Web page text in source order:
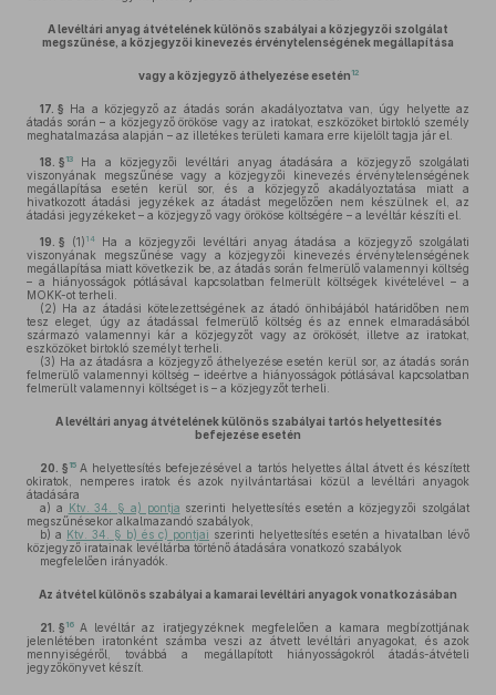
A levéltári anyag átvételének különös szabályai a közjegyzői szolgálat
megszűnése, a közjegyzői kinevezés érvénytelenségének megállapítása
vagy a közjegyző áthelyezése esetén 12
17. § Ha a közjegyző az átadás során akadályoztatva van, úgy helyette az
átadás során – a közjegyző örököse vagy az iratokat, eszközöket birtokló személy
meghatalmazása alapján – az illetékes területi kamara erre kijelölt tagja jár el.
18. § 13
Ha a közjegyzői levéltári anyag átadására a közjegyző szolgálati
viszonyának megszűnése vagy a közjegyzői kinevezés érvénytelenségének
megállapítása esetén kerül sor, és a közjegyző akadályoztatása miatt a
hivatkozott átadási jegyzékek az átadást megelőzően nem készülnek el, az
átadási jegyzékeket – a közjegyző vagy örököse költségére – a levéltár készíti el.
19. § (1) 14
Ha a közjegyzői levéltári anyag átadása a közjegyző szolgálati
viszonyának megszűnése vagy a közjegyzői kinevezés érvénytelenségének
megállapítása miatt következik be, az átadás során felmerülő valamennyi költség
– a hiányosságok pótlásával kapcsolatban felmerült költségek kivételével – a
MOKK-ot terheli.
(2) Ha az átadási kötelezettségének az átadó önhibájából határidőben nem
tesz eleget, úgy az átadással felmerülő költség és az ennek elmaradásából
származó valamennyi kár a közjegyzőt vagy az örökösét, illetve az iratokat,
eszközöket birtokló személyt terheli.
(3) Ha az átadásra a közjegyző áthelyezése esetén kerül sor, az átadás során
felmerülő valamennyi költség – ideértve a hiányosságok pótlásával kapcsolatban
felmerült valamennyi költséget is – a közjegyzőt terheli.
A levéltári anyag átvételének különös szabályai tartós helyettesítés
befejezése esetén
20. § 15 A helyettesítés befejezésével a tartós helyettes által átvett és készített
okiratok, nemperes iratok és azok nyilvántartásai közül a levéltári anyagok
átadására
a) a Ktv. 34. § a) pontja szerinti helyettesítés esetén a közjegyzői szolgálat
megszűnésekor alkalmazandó szabályok,
b) a Ktv. 34. § b) és c) pontjai szerinti helyettesítés esetén a hivatalban lévő
közjegyző iratainak levéltárba történő átadására vonatkozó szabályok
megfelelően irányadók.
Az átvétel különös szabályai a kamarai levéltári anyagok vonatkozásában
21. § 16 A levéltár az iratjegyzéknek megfelelően a kamara megbízottjának
jelenlétében iratonként számba veszi az átvett levéltári anyagokat, és azok
mennyiségéről, továbbá a megállapított hiányosságokról átadás-átvételi
jegyzőkönyvet készít.